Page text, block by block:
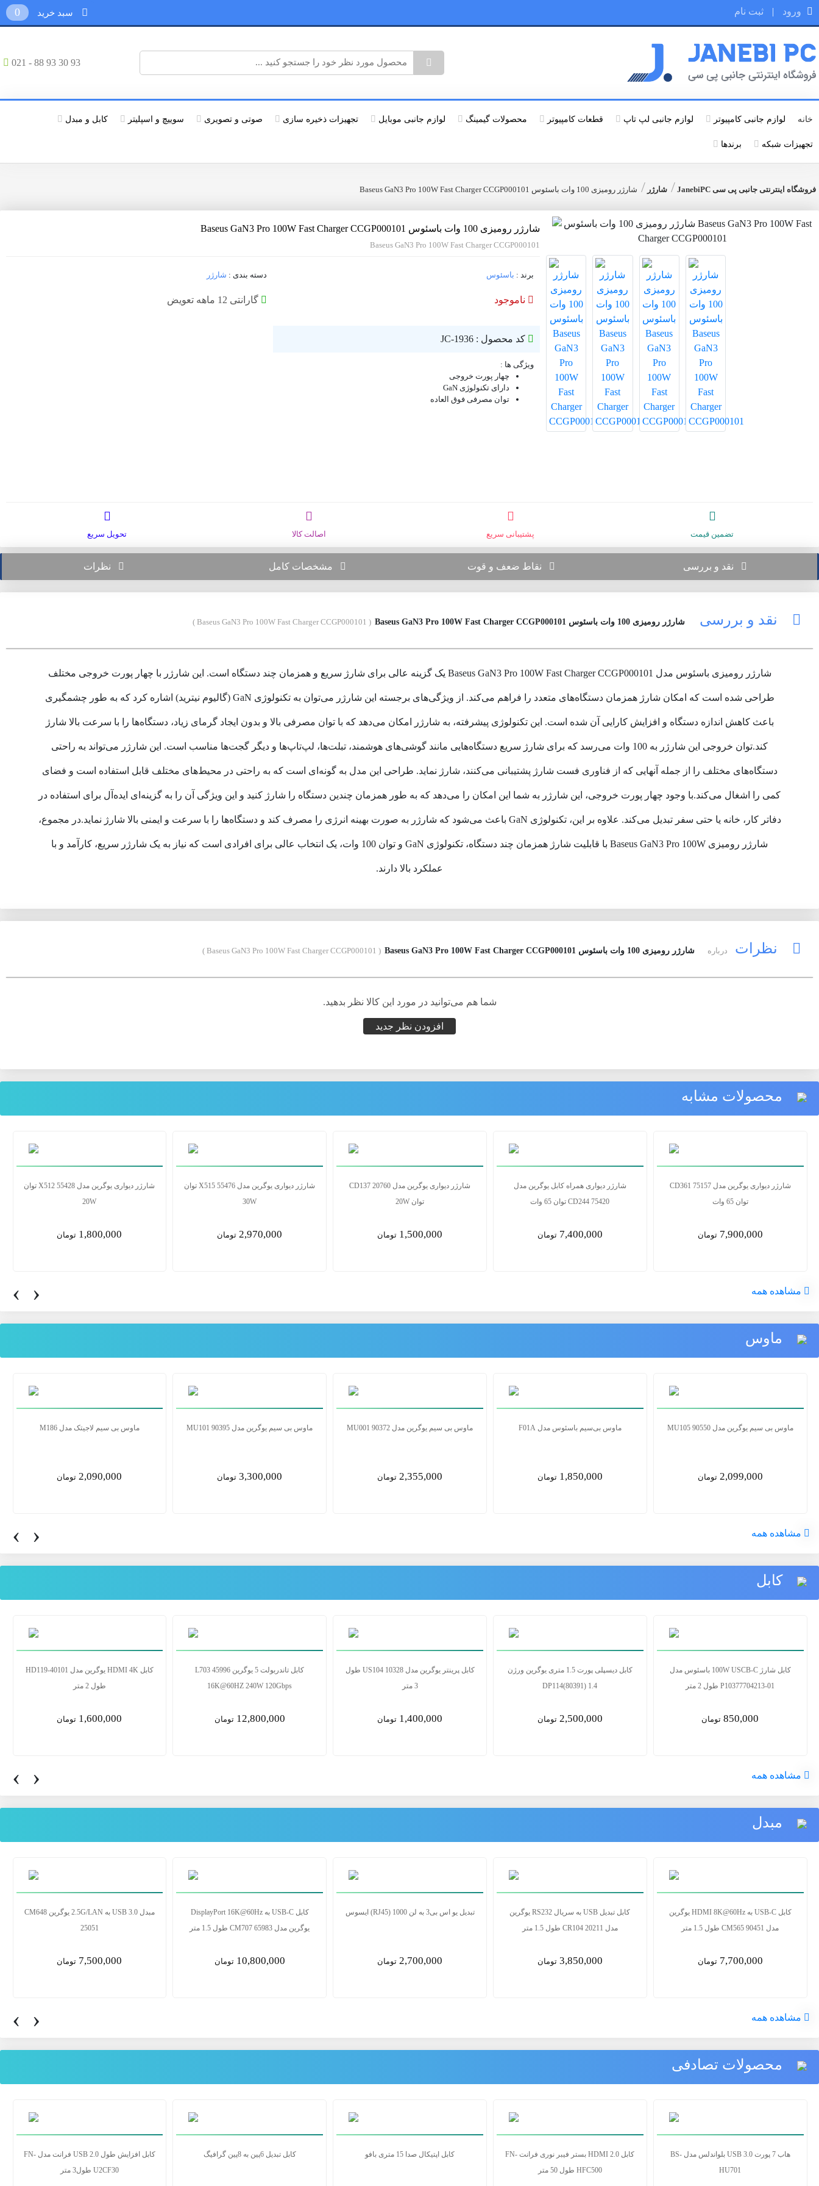
ورود | ثبت نام 0
021 - 88 93 30 93
خانه لوازم جانبی کامپیوتر لوازم جانبی لپ تاپ قطعات کامپیوتر محصولات گیمینگ لوازم جانبی موبایل تجهیزات ذخیره سازی صوتی و تصویری سوییچ و اسپلیتر کابل و مبدل
تجهیزات شبکه برندها
فروشگاه اینترنتی جانبی پی سی JanebiPC / شارژر / شارژر رومیزی 100 وات باسئوس Baseus GaN3 Pro 100W Fast Charger CCGP000101
شارژر رومیزی 100 وات باسئوس Baseus GaN3 Pro 100W Fast Charger CCGP000101
Baseus GaN3 Pro 100W Fast Charger CCGP000101
برند : باسئوس دسته بندی : شارژر
ناموجود گارانتی 12 ماهه تعویض
کد محصول : JC-1936
ویژگی ها :
چهار پورت خروجی
دارای تکنولوژی GaN
توان مصرفی فوق العاده
تضمین قیمت پشتیبانی سریع اصالت کالا تحویل سریع
نقد و بررسی نقاط ضعف و قوت مشخصات کامل نظرات
نقد و بررسی شارژر رومیزی 100 وات باسئوس Baseus GaN3 Pro 100W Fast Charger CCGP000101 ( Baseus GaN3 Pro 100W Fast Charger CCGP000101 )
شارژر رومیزی باسئوس مدل Baseus GaN3 Pro 100W Fast Charger CCGP000101 یک گزینه عالی برای شارژ سریع و همزمان چند دستگاه است. این شارژر با چهار پورت خروجی مختلف
طراحی شده است که امکان شارژ همزمان دستگاه‌های متعدد را فراهم می‌کند. از ویژگی‌های برجسته این شارژر می‌توان به تکنولوژی GaN (گالیوم نیترید) اشاره کرد که به طور چشمگیری
باعث کاهش اندازه دستگاه و افزایش کارایی آن شده است. این تکنولوژی پیشرفته، به شارژر امکان می‌دهد که با توان مصرفی بالا و بدون ایجاد گرمای زیاد، دستگاه‌ها را با سرعت بالا شارژ
کند.توان خروجی این شارژر به 100 وات می‌رسد که برای شارژ سریع دستگاه‌هایی مانند گوشی‌های هوشمند، تبلت‌ها، لپ‌تاپ‌ها و دیگر گجت‌ها مناسب است. این شارژر می‌تواند به راحتی
دستگاه‌های مختلف را از جمله آنهایی که از فناوری فست شارژ پشتیبانی می‌کنند، شارژ نماید. طراحی این مدل به گونه‌ای است که به راحتی در محیط‌های مختلف قابل استفاده است و فضای
کمی را اشغال می‌کند.با وجود چهار پورت خروجی، این شارژر به شما این امکان را می‌دهد که به طور همزمان چندین دستگاه را شارژ کنید و این ویژگی آن را به گزینه‌ای ایده‌آل برای استفاده در
دفاتر کار، خانه یا حتی سفر تبدیل می‌کند. علاوه بر این، تکنولوژی GaN باعث می‌شود که شارژر به صورت بهینه انرژی را مصرف کند و دستگاه‌ها را با سرعت و ایمنی بالا شارژ نماید.در مجموع،
شارژر رومیزی Baseus GaN3 Pro 100W با قابلیت شارژ همزمان چند دستگاه، تکنولوژی GaN و توان 100 وات، یک انتخاب عالی برای افرادی است که نیاز به یک شارژر سریع، کارآمد و با
عملکرد بالا دارند.
نظرات درباره شارژر رومیزی 100 وات باسئوس Baseus GaN3 Pro 100W Fast Charger CCGP000101 ( Baseus GaN3 Pro 100W Fast Charger CCGP000101 )
شما هم می‌توانید در مورد این کالا نظر بدهید.
افزودن نظر جدید
محصولات مشابه
شارژر دیواری یوگرین مدل 55476 X515 توان
30W
2,970,000 تومان
شارژر دیواری یوگرین مدل 20760 CD137
توان 20W
1,500,000 تومان
شارژر دیواری همراه کابل یوگرین مدل
CD244 75420 توان 65 وات
7,400,000 تومان
شارژر دیواری یوگرین مدل CD361 75157
توان 65 وات
7,900,000 تومان
شارژر USB آیفون 5 وات
387,200 تومان
‹ › مشاهده همه
ماوس
ماوس بی سیم یوگرین مدل MU101 90395
3,300,000 تومان
ماوس بی سیم یوگرین مدل MU001 90372
2,355,000 تومان
ماوس بی‌سیم باسئوس مدل F01A
1,850,000 تومان
ماوس بی سیم یوگرین مدل MU105 90550
2,099,000 تومان
ماوس بی سیم لاجیتک مدل M185
2,090,000 تومان
‹ › مشاهده همه
کابل
کابل تاندربولت 5 یوگرین L703 45996
16K@60HZ 240W 120Gbps
12,800,000 تومان
کابل پرینتر یوگرین مدل US104 10328 طول
3 متر
1,400,000 تومان
کابل دیسپلی پورت 1.5 متری یوگرین ورژن
2,500,000 تومان
کابل شارژ 100W USCB-C باسئوس مدل
P10377704213-01 طول 2 متر
850,000 تومان
کابل 2.1 HDMI یوگرین مدل HD135 80602
طول 3 متر
6,500,000 تومان
‹ › مشاهده همه
مبدل
کابل USB-C به DisplayPort 16K@60Hz
10,800,000 تومان
تبدیل یو اس بی3 به لن RJ45) 1000) ایسوس
2,700,000 تومان
کابل تبدیل USB به سریال RS232 یوگرین
3,850,000 تومان
کابل USB-C به HDMI 8K@60Hz یوگرین
مدل CM565 90451 طول 1.5 متر
7,700,000 تومان
تبدیل USB به HDMI یوگرین مدل CM679
25161
5,500,000 تومان
‹ › مشاهده همه
محصولات تصادفی
کابل تبدیل 6پین به 8پین گرافیگ کابل اپتیکال صدا 15 متری بافو
هاب 7 پورت USB 3.0 بلواندلس مدل BS-
HU701
پچ کورد شبکه فلت یوگرین 30738 Ugreen
NW106 طول 0.5 متر